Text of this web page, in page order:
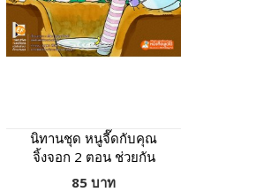
นิทานชุด หนูจี๊ดกับคุณ
จิ้งจอก 2 ตอน ช่วยกัน
อย่างไรดี
85 บาท